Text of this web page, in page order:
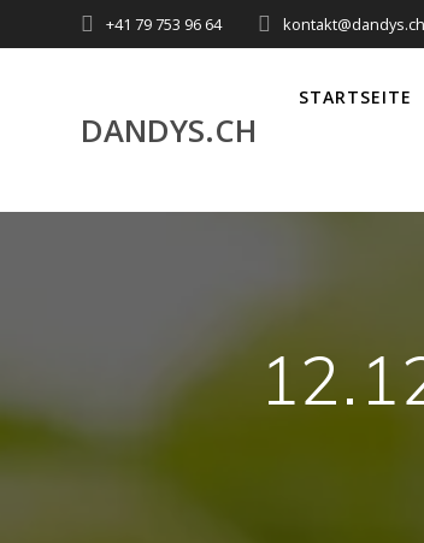
User
+41 79 753 96 64 kontakt@dandys.ch
DANDYS.CH
STARTSEITE